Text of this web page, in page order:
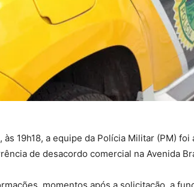
às 19h18, a equipe da Polícia Militar (PM) foi
de desacordo comercial na Avenida